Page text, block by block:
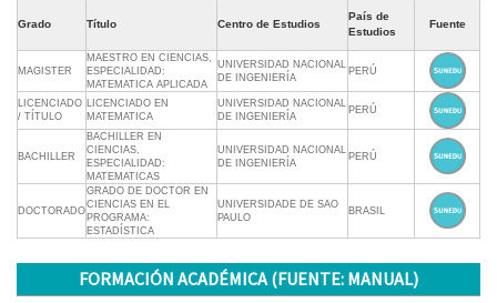
Grado Título Centro de Estudios
País de
Estudios
Fuente
MAGISTER
MAESTRO EN CIENCIAS,
ESPECIALIDAD:
MATEMATICA APLICADA
UNIVERSIDAD NACIONAL
DE INGENIERÍA
PERÚ
LICENCIADO
/ TÍTULO
LICENCIADO EN
MATEMATICA
UNIVERSIDAD NACIONAL
DE INGENIERÍA
PERÚ
BACHILLER
BACHILLER EN
CIENCIAS,
ESPECIALIDAD:
MATEMATICAS
UNIVERSIDAD NACIONAL
DE INGENIERÍA
PERÚ
DOCTORADO
GRADO DE DOCTOR EN
CIENCIAS EN EL
PROGRAMA:
ESTADÍSTICA
UNIVERSIDADE DE SAO
PAULO
BRASIL
FORMACIÓN ACADÉMICA (FUENTE: MANUAL)